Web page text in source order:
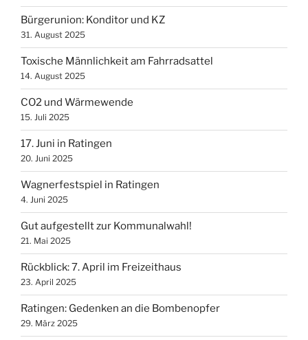
Bürgerunion: Konditor und KZ
31. August 2025
Toxische Männlichkeit am Fahrradsattel
14. August 2025
CO2 und Wärmewende
15. Juli 2025
17. Juni in Ratingen
20. Juni 2025
Wagnerfestspiel in Ratingen
4. Juni 2025
Gut aufgestellt zur Kommunalwahl!
21. Mai 2025
Rückblick: 7. April im Freizeithaus
23. April 2025
Ratingen: Gedenken an die Bombenopfer
29. März 2025